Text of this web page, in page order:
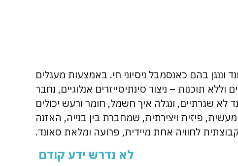
וננגן בהם כאנסמבל ניסיוני חי. באמצעות מעגלים
תוכנות – ניצור סינתיסייזרים אנלוגיים, נחבר
לא שגרתיים, ונגלה איך חשמל, חומר ורעש יכולים
פיזית ויצירתית, שמחברת בין בנייה, האזנה
קבוצתית לחוויה אחת מיידית, פרועה ומלאת סאונד.
לא נדרש ידע קודם